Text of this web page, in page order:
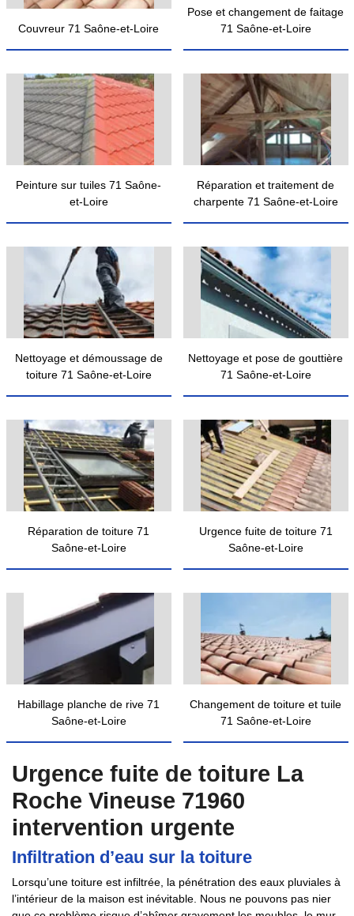
Couvreur 71 Saône-et-Loire
Pose et changement de faitage
71 Saône-et-Loire
Peinture sur tuiles 71 Saône-
et-Loire
Réparation et traitement de
charpente 71 Saône-et-Loire
Nettoyage et démoussage de
toiture 71 Saône-et-Loire
Nettoyage et pose de gouttière
71 Saône-et-Loire
Réparation de toiture 71
Saône-et-Loire
Urgence fuite de toiture 71
Saône-et-Loire
Habillage planche de rive 71
Saône-et-Loire
Changement de toiture et tuile
71 Saône-et-Loire
Urgence fuite de toiture La
Roche Vineuse 71960
intervention urgente
Infiltration d’eau sur la toiture
Lorsqu’une toiture est infiltrée, la pénétration des eaux pluviales à
l’intérieur de la maison est inévitable. Nous ne pouvons pas nier